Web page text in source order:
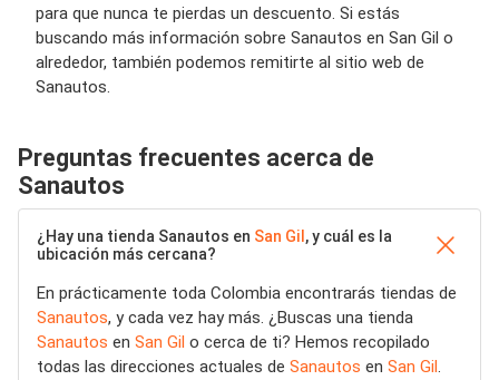
para que nunca te pierdas un descuento. Si estás
buscando más información sobre Sanautos en San Gil o
alrededor, también podemos remitirte al sitio web de
Sanautos.
Preguntas frecuentes acerca de
Sanautos
¿Hay una tienda Sanautos en San Gil , y cuál es la
ubicación más cercana?
En prácticamente toda Colombia encontrarás tiendas de
Sanautos, y cada vez hay más. ¿Buscas una tienda
Sanautos en San Gil o cerca de ti? Hemos recopilado
todas las direcciones actuales de Sanautos en San Gil.